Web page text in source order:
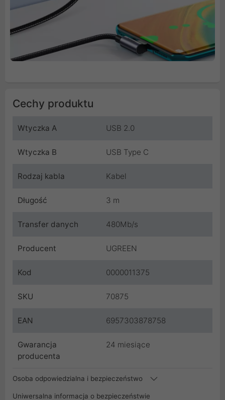
Cechy produktu
Wtyczka A USB 2.0
Wtyczka B USB Type C
Rodzaj kabla Kabel
Długość 3 m
Transfer danych 480Mb/s
Producent UGREEN
Kod 0000011375
SKU 70875
EAN 6957303878758
Gwarancja
producenta
24 miesiące
Osoba odpowiedzialna i bezpieczeństwo
Uniwersalna informacja o bezpieczeństwie